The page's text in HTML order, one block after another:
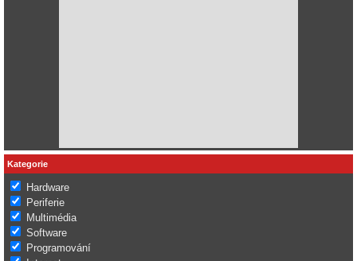
Kategorie
Hardware
Periferie
Multimédia
Software
Programování